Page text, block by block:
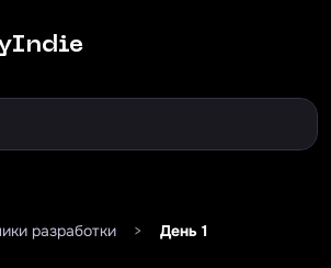
разработки > День 1